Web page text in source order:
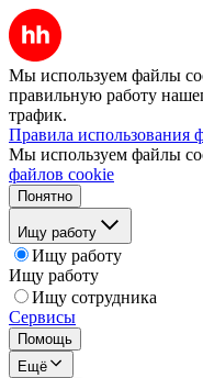
Мы используем файлы
правильную работу
трафик.
Правила использования
Мы используем файлы
файлов cookie
Понятно
Ищу работу
Ищу работу
Ищу работу
Ищу сотрудника
Сервисы
Помощь
Ещё